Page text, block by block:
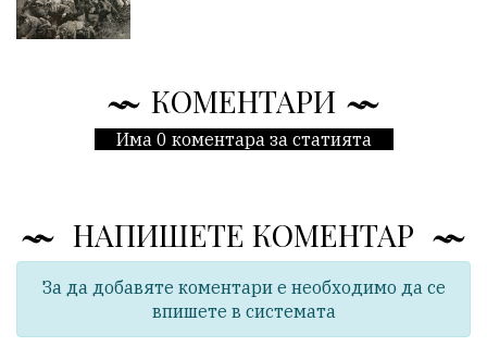
КОМЕНТАРИ
Има 0 коментара за статията
НАПИШЕТЕ КОМЕНТАР
За да добавяте коментари е необходимо да се
впишете в системата